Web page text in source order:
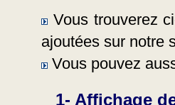
Vous trouverez
ajoutées sur notre
Vous pouvez
1- Affichage